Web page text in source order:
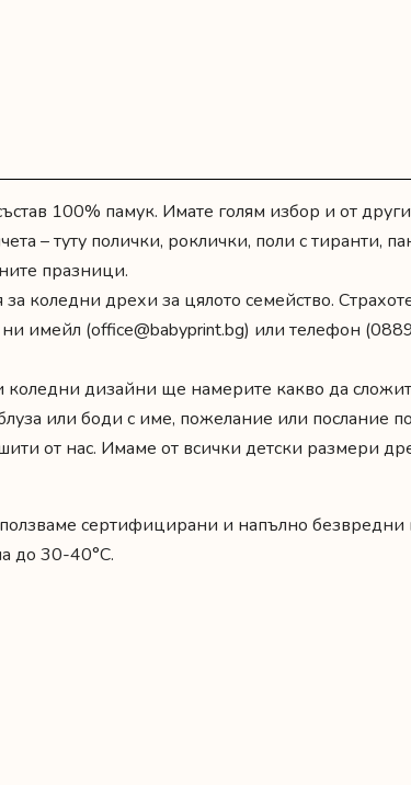
100% памук. Имате голям избор и от
– туту полички, роклички, поли с тиранти,
празници.
за коледни дрехи за цялото семейство.
ни имейл (office@babyprint.bg) или телефон
коледни дизайни ще намерите какво да
или боди с име, пожелание или послание
от нас. Имаме от всички детски размери
сертифицирани и напълно безвредни
до 30-40°C.